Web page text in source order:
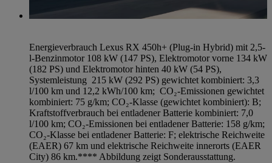
Energieverbrauch Lexus RX 450h+ (Plug-in Hybrid) mit 2,5-
l-Benzinmotor 108 kW (147 PS), Elektromotor vorne 134 kW
(182 PS) und Elektromotor hinten 40 kW (54 PS),
Systemleistung 215 kW (292 PS) gewichtet kombiniert: 3,3
l/100 km und 12,2 kWh/100 km; CO₂-Emissionen gewichtet
kombiniert: 75 g/km; CO₂-Klasse (gewichtet kombiniert): B;
Kraftstoffverbrauch bei entladener Batterie kombiniert: 7,0
l/100 km; CO₂-Emissionen bei entladener Batterie: 158 g/km;
CO₂-Klasse bei entladener Batterie: F; elektrische Reichweite
(EAER) 67 km und elektrische Reichweite innerorts (EAER
City) 86 km.**** Abbildung zeigt Sonderausstattung.